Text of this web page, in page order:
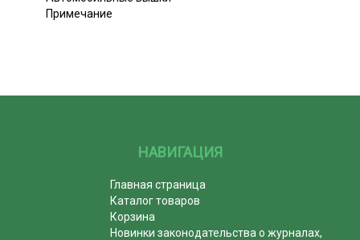
Примечание
НАВИГАЦИЯ
Главная страница
Каталог товаров
Корзина
Новинки законодательства о журналах,